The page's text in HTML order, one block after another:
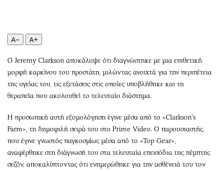
Παράξενα
Πολιτισμός
Σινεμά
Θέατρο-Χορός
Μουσική
Εικαστικά
Βιβλίο
Χειρόγραφα
Εκπομπές
Wine routes
Podcasts
Προσφορές
Προσωπικότητες στην ''Κ''
Επιστολές
A− A+
Ο Jeremy Clarkson αποκάλυψε ότι διαγνώστηκε με μια επιθετική
μορφή καρκίνου του προστάτη, μιλώντας ανοιχτά για την περιπέτεια
της υγείας του, τις εξετάσεις στις οποίες υποβλήθηκε και τη
θεραπεία που ακολουθεί το τελευταίο διάστημα.
Η προσωπική αυτή εξομολόγηση έγινε μέσα από το «Clarkson’s
Farm», τη δημοφιλή σειρά του στο Prime Video. Ο παρουσιαστής,
που έγινε γνωστός παγκοσμίως μέσα από το «Top Gear»,
αναφέρθηκε στη διάγνωσή του στα τελευταία επεισόδια της πέμπτης
σεζόν, αποκαλύπτοντας ότι ενημερώθηκε για την ασθένειά του τον